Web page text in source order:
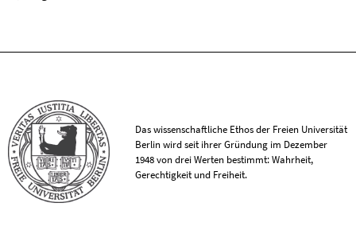
Das wissenschaftliche Ethos der Freien Universität
Berlin wird seit ihrer Gründung im Dezember
1948 von drei Werten bestimmt: Wahrheit,
Gerechtigkeit und Freiheit.